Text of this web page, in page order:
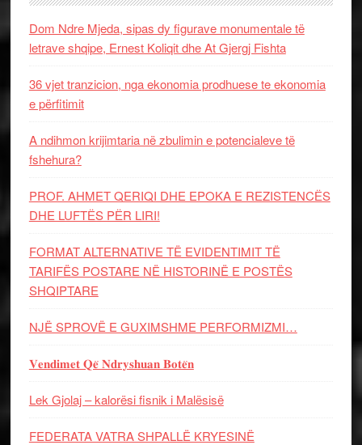
Dom Ndre Mjeda, sipas dy figurave monumentale të
letrave shqipe, Ernest Koliqit dhe At Gjergj Fishta
36 vjet tranzicion, nga ekonomia prodhuese te ekonomia
e përfitimit
A ndihmon krijimtaria në zbulimin e potencialeve të
fshehura?
PROF. AHMET QERIQI DHE EPOKA E REZISTENCЁS
DHE LUFTЁS PЁR LIRI!
FORMAT ALTERNATIVE TË EVIDENTIMIT TË
TARIFËS POSTARE NË HISTORINË E POSTËS
SHQIPTARE
NJË SPROVË E GUXIMSHME PERFORMIZMI…
𝐕𝐞𝐧𝐝𝐢𝐦𝐞𝐭 𝐐𝐞̈ 𝐍𝐝𝐫𝐲𝐬𝐡𝐮𝐚𝐧 𝐁𝐨𝐭𝐞̈𝐧
Lek Gjolaj – kalorësi fisnik i Malësisë
FEDERATA VATRA SHPALLË KRYESINË